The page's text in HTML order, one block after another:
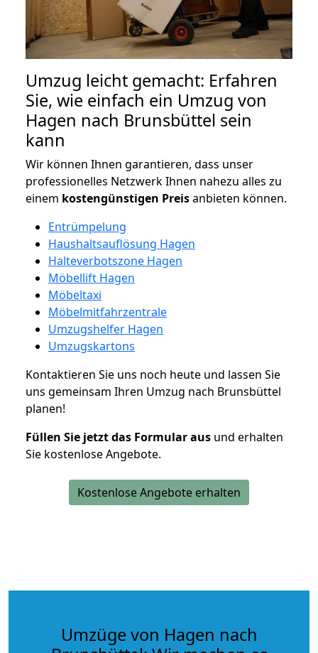
Umzug leicht gemacht: Erfahren
Sie, wie einfach ein Umzug von
Hagen nach Brunsbüttel sein
kann
Wir können Ihnen garantieren, dass unser
professionelles Netzwerk Ihnen nahezu alles zu
einem kostengünstigen Preisanbieten können.
Entrümpelung
Haushaltsauflösung Hagen
Halteverbotszone Hagen
Möbellift Hagen
Möbeltaxi
Möbelmitfahrzentrale
Umzugshelfer Hagen
Umzugskartons
Kontaktieren Sie uns noch heute und lassen Sie
uns gemeinsam Ihren Umzug nach Brunsbüttel
planen!
Füllen Sie jetzt das Formular aus und erhalten
Sie kostenlose Angebote.
Kostenlose Angebote erhalten
Umzüge von Hagen nach